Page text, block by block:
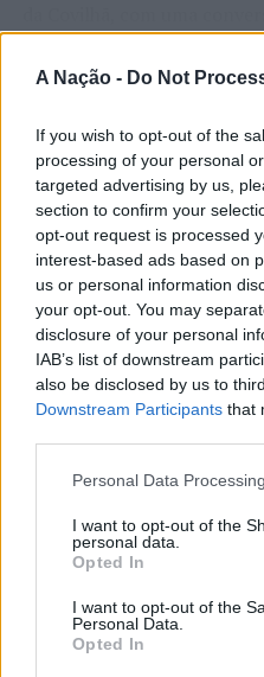
A Nação - Do Not
If you wish to opt-out of the
processing of your personal
targeted advertising by us,
section to confirm your
opt-out request is processed
interest-based ads based on
us or personal information
your opt-out. You may
disclosure of your personal
IAB’s list of downstream
also be disclosed by us to
Downstream Participants that
Personal Data
I want to opt-out of the
personal data.
Opted In
I want to opt-out of the
Personal Data.
Opted In
compreende uma faixa
e a cobertura televisiva
crescimento.
O êxito que tem conhecido
o Voleibol de Praia num
alegria de viver, daí o
de Clubes de Voleibol de
enorme expectativa.
Imagem: FPV.
TÓPICOS RELACIONADOS:
VOLEIBOL DE PRAIA
PRÓXIMO
Vila Franca de Xira:
Requalificação da Escola
Sintra: “A Música também
Olga Cadaval
empreendedores.
A visita termina às 12h30,
jovens no Largo da Câmara
Instituído pelas Nações
Juventude”procura chamar
as oportunidades e a
sociedade.
Ígor Lopes
ATUALIDADE
Cultura digital
a criatividade
mudanças
neurocientista
Publicado 2 dias atrás on
Por Ígor Lopes
Agrela Rodrigues, a
capacidades cognitivas que
prolongada. Essa redução
qualquer alteração genética